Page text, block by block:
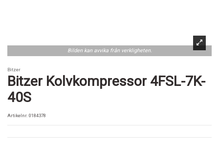
Bilden kan avvika från verkligheten.
Bitzer
Bitzer Kolvkompressor 4FSL-7K-
40S
Artikelnr. 0184378